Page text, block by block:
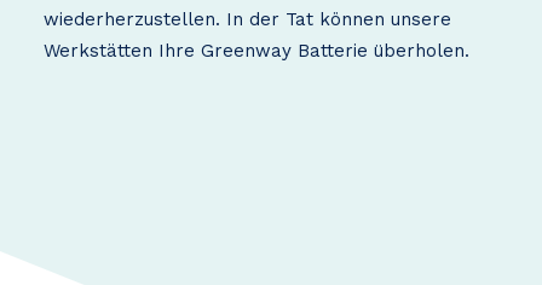
wiederherzustellen. In der Tat können unsere
Werkstätten Ihre Greenway Batterie überholen.